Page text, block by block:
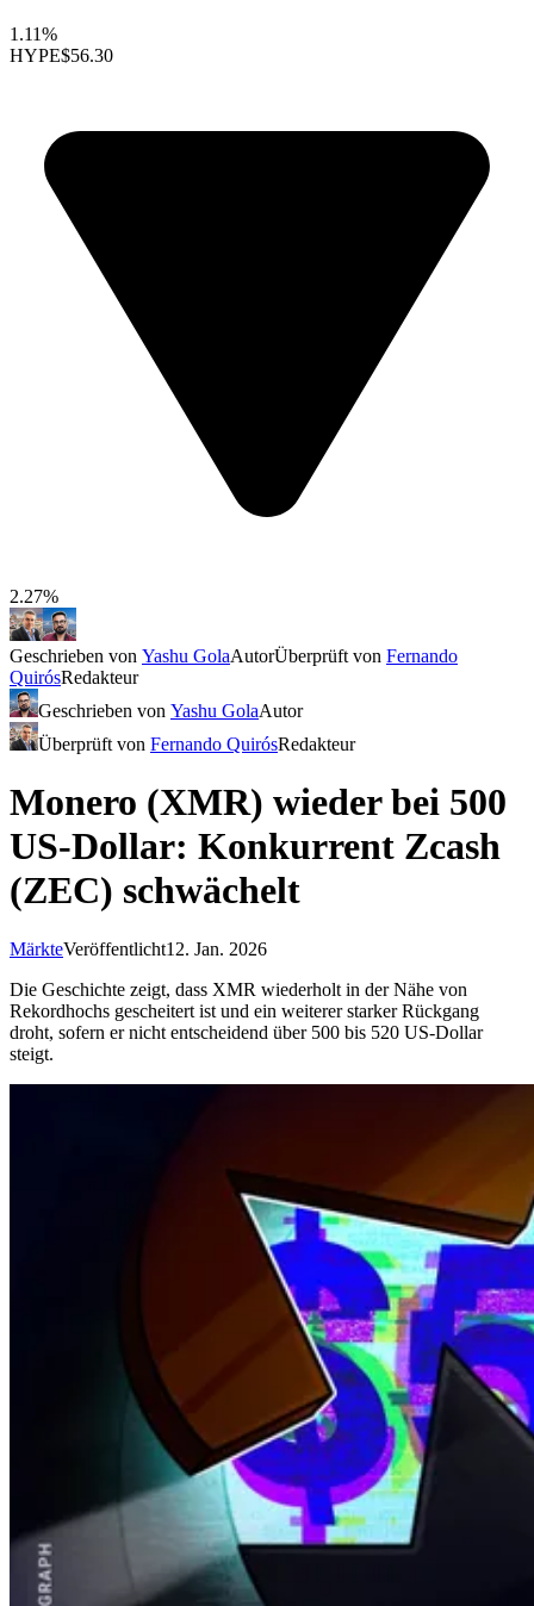
1.11%
HYPE$56.30
2.27%
Geschrieben von Yashu GolaAutorÜberprüft von Fernando
QuirósRedakteur
Geschrieben von Yashu GolaAutor
Überprüft von Fernando QuirósRedakteur
Monero (XMR) wieder bei 500
US-Dollar: Konkurrent Zcash
(ZEC) schwächelt
MärkteVeröffentlicht12. Jan. 2026
Die Geschichte zeigt, dass XMR wiederholt in der Nähe von
Rekordhochs gescheitert ist und ein weiterer starker Rückgang
droht, sofern er nicht entscheidend über 500 bis 520 US-Dollar
steigt.